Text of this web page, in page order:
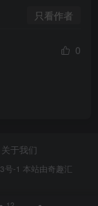
只看作者
0
关于我们
号-1 本站由奇趣汇